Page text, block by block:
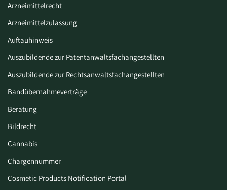
Arzneimittelrecht
Arzneimittelzulassung
Auftauhinweis
Auszubildende zur Patentanwaltsfachangestellten
Auszubildende zur Rechtsanwaltsfachangestellten
Bandübernahmeverträge
Beratung
Bildrecht
Cannabis
Chargennummer
Cosmetic Products Notification Portal